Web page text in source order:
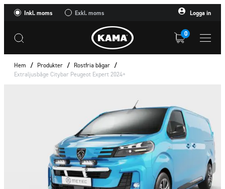
Inkl. moms Exkl. moms Logga in
0
Hem / Produkter / Rostfria bågar /
Extraljusbåge Citybar Peugeot Expert 2024+